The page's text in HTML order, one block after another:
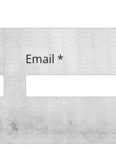
Email *